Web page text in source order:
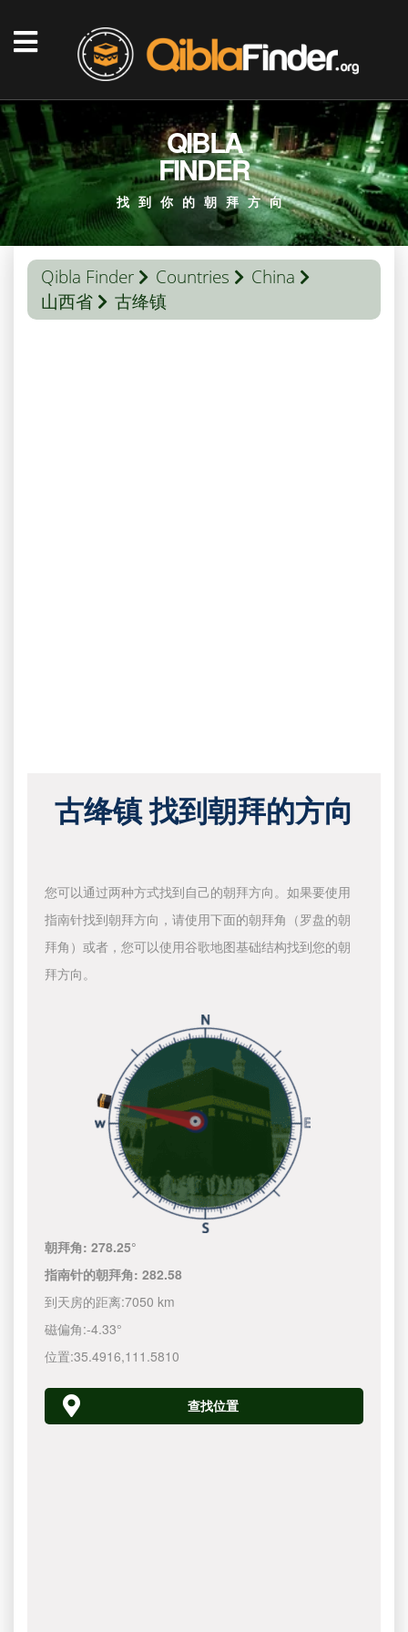
QIBLA
FINDER
找到你的朝拜方向
Qibla Finder Countries
China
山西省
古绛镇
古绛镇 找到朝拜的方向
您可以通过两种方式找到自己的朝拜方向。如果要使用
指南针找到朝拜方向，请使用下面的朝拜角（罗盘的朝
拜角）或者，您可以使用谷歌地图基础结构找到您的朝
拜方向。
朝拜角:278.25°
指南针的朝拜角:282.58
到天房的距离:7050 km
磁偏角:-4.33°
位置:35.4916,111.5810
查找位置